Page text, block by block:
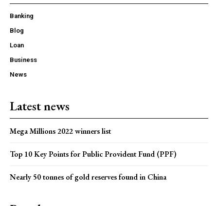
Banking
Blog
Loan
Business
News
Latest news
Mega Millions 2022 winners list
Top 10 Key Points for Public Provident Fund (PPF)
Nearly 50 tonnes of gold reserves found in China